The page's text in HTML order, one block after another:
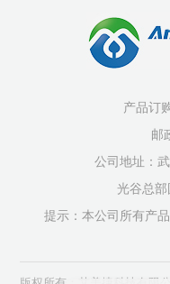
产品订
邮
公司地址：
光谷总部
提示：本公司所有产